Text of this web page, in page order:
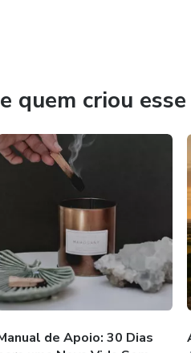
simples, mas profunda:
quem criou
de Apoio: 30 Dias